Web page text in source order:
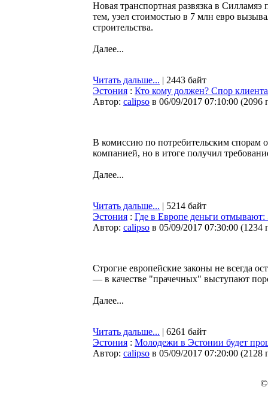
Новая транспортная развязка в
тем, узел стоимостью в 7 млн евро
строительства.
Далее...
Читать дальше... | 2443 байт
Эстония : Кто кому должен? Спор
Автор: calipso в 06/09/2017 07:10:00 (2096
В комиссию по потребительским спорам
компанией, но в итоге получил
Далее...
Читать дальше... | 5214 байт
Эстония : Где в Европе деньги
Автор: calipso в 05/09/2017 07:30:00 (1234
Строгие европейские законы не всегда
— в качестве "прачечных" выступают
Далее...
Читать дальше... | 6261 байт
Эстония : Молодежи в Эстонии будет
Автор: calipso в 05/09/2017 07:20:00 (2128
©